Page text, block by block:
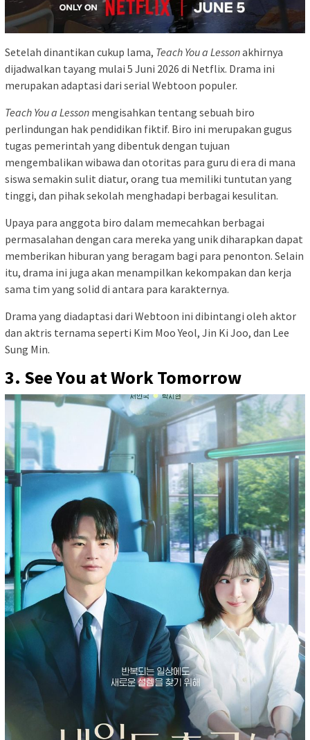
Setelah dinantikan cukup lama, Teach You a Lessonakhirnya
dijadwalkan tayang mulai 5 Juni 2026 di Netflix. Drama ini
merupakan adaptasi dari serial Webtoon populer.
Teach You a Lesson mengisahkan tentang sebuah biro
perlindungan hak pendidikan fiktif. Biro ini merupakan gugus
tugas pemerintah yang dibentuk dengan tujuan
mengembalikan wibawa dan otoritas para guru di era di mana
siswa semakin sulit diatur, orang tua memiliki tuntutan yang
tinggi, dan pihak sekolah menghadapi berbagai kesulitan.
Upaya para anggota biro dalam memecahkan berbagai
permasalahan dengan cara mereka yang unik diharapkan dapat
memberikan hiburan yang beragam bagi para penonton. Selain
itu, drama ini juga akan menampilkan kekompakan dan kerja
sama tim yang solid di antara para karakternya.
Drama yang diadaptasi dari Webtoon ini dibintangi oleh aktor
dan aktris ternama seperti Kim Moo Yeol, Jin Ki Joo, dan Lee
Sung Min.
3. See You at Work Tomorrow